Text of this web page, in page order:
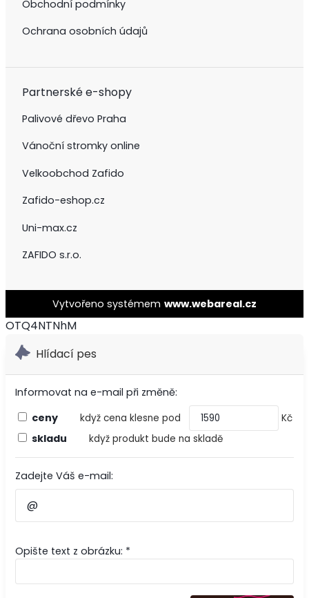
Obchodní podmínky
Ochrana osobních údajů
Partnerské e-shopy
Palivové dřevo Praha
Vánoční stromky online
Velkoobchod Zafido
Zafido-eshop.cz
Uni-max.cz
ZAFIDO s.r.o.
Vytvořeno systémem www.webareal.cz
OTQ4NTNhM
Hlídací pes
Informovat na e-mail při změně:
ceny
když cena klesne pod Kč
skladu když produkt bude na skladě
Zadejte Váš e-mail:
Opište text z obrázku: *